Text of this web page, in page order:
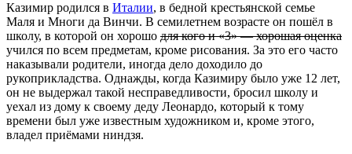
Казимир родился в Италии, в бедной крестьянской семье
Маля и Многи да Винчи. В семилетнем возрасте он пошёл в
школу, в которой он хорошо для кого и «3» — хорошая оценка
учился по всем предметам, кроме рисования. За это его часто
наказывали родители, иногда дело доходило до
рукоприкладства. Однажды, когда Казимиру было уже 12 лет,
он не выдержал такой несправедливости, бросил школу и
уехал из дому к своему деду Леонардо, который к тому
времени был уже известным художником и, кроме этого,
владел приёмами ниндзя.